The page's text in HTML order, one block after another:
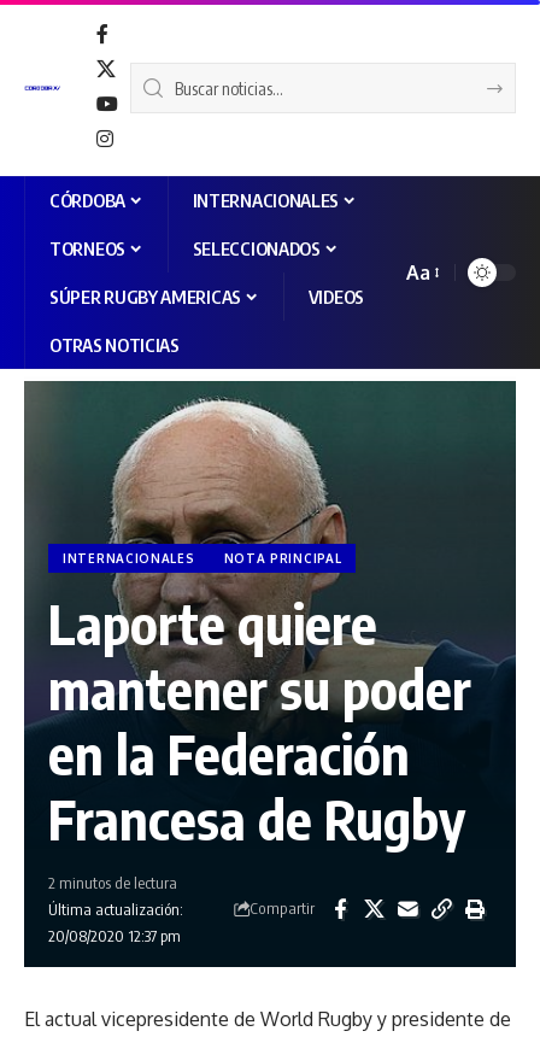
CÓRDOBA INTERNACIONALES
TORNEOS SELECCIONADOS
SÚPER RUGBY AMERICAS VIDEOS
OTRAS NOTICIAS
Aa
INTERNACIONALES NOTA PRINCIPAL
Laporte quiere
mantener su poder
en la Federación
Francesa de Rugby
Última actualización:
20/08/2020 12:37 pm
2 minutos de lectura
Compartir
El actual vicepresidente de World Rugby y presidente de